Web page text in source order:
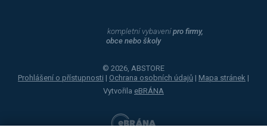
kompletní vybavenípro firmy,
obce nebo školy
© 2026, ABSTORE
Prohlášení o přístupnosti | Ochrana osobních údajů | Mapa stránek |
Vytvořila eBRÁNA